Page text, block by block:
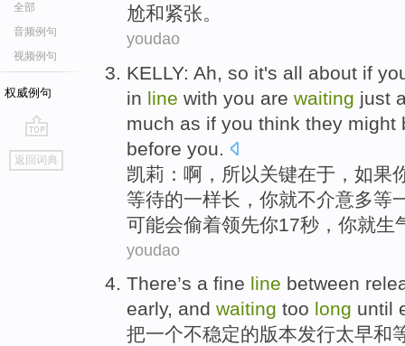
全部
音频例句
视频例句
权威例句
go
top
返回词典
尬和紧张。
youdao
KELLY: Ah so it's all about if
in line with you are waiting just
much as if you think they might
before you
凯莉 ： 啊 ， 所以关键在于 ， 如果
等待的一样长 ，你就不介意多等
可能会偷着领先你17秒，你就生
youdao
There’s a fine line between
early, and waiting too long until
把一个不稳定的版本发行太早和